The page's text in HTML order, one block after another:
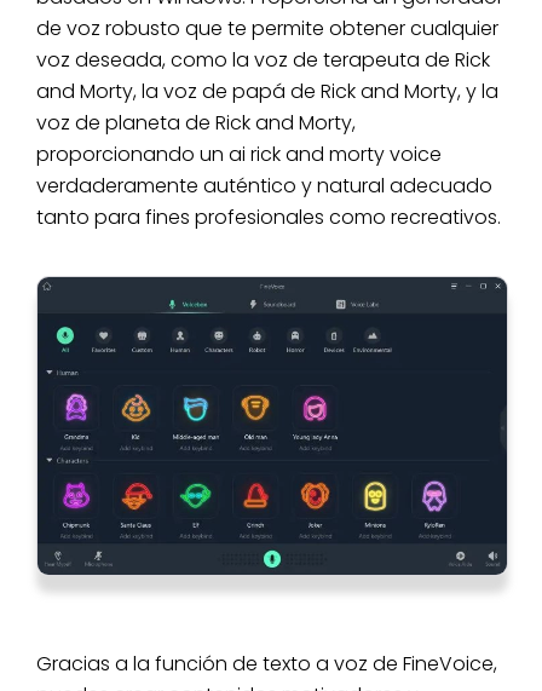
de voz robusto que te permite obtener cualquier
voz deseada, como la voz de terapeuta de Rick
and Morty, la voz de papá de Rick and Morty, y la
voz de planeta de Rick and Morty,
proporcionando un ai rick and morty voice
verdaderamente auténtico y natural adecuado
tanto para fines profesionales como recreativos.
Gracias a la función de texto a voz de FineVoice,